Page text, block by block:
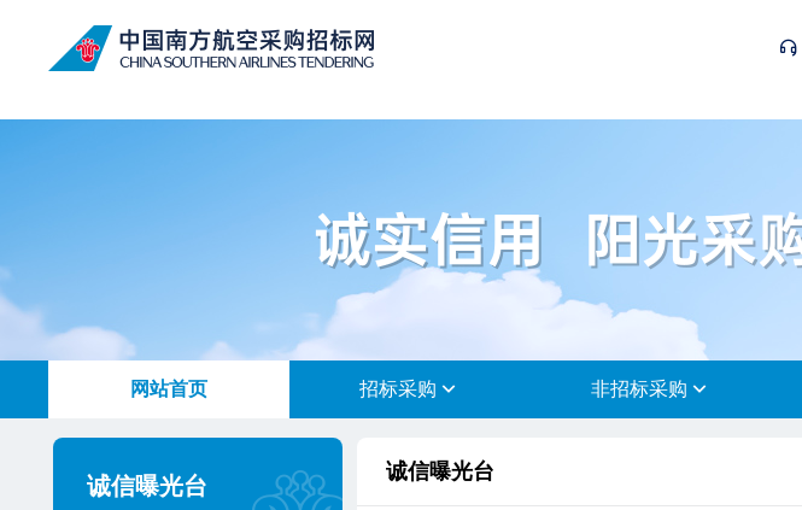
网站首页 招标采购 非招标采购
诚信曝光台
诚信曝光台